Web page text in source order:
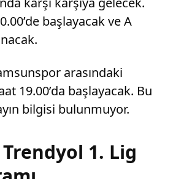
başlayacak ve A
arasındaki
19.00’da başlayacak. Bu
bilgisi bulunmuyor.
1. Lig